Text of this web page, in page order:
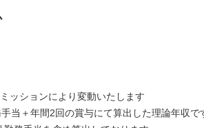
ッションにより変動いたします
当＋年間2回の賞与にて算出した理論年収で